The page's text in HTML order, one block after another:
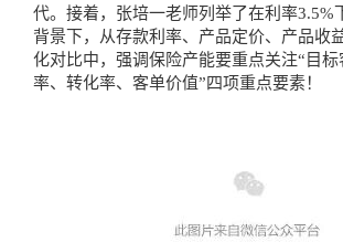
代。接着，张培一老师列举了在利率3.5%
背景下，从存款利率、产品定价、产品收
化对比中，强调保险产能要重点关注“目
率、转化率、客单价值”四项重点要素！